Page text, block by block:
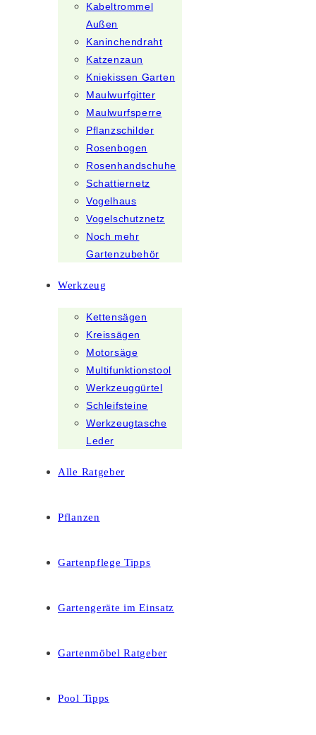
Kabeltrommel
Außen
Kaninchendraht
Katzenzaun
Kniekissen Garten
Maulwurfgitter
Maulwurfsperre
Pflanzschilder
Rosenbogen
Rosenhandschuhe
Schattiernetz
Vogelhaus
Vogelschutznetz
Noch mehr
Gartenzubehör
Werkzeug
Kettensägen
Kreissägen
Motorsäge
Multifunktionstool
Werkzeuggürtel
Schleifsteine
Werkzeugtasche
Leder
Alle Ratgeber
Pflanzen
Gartenpflege Tipps
Gartengeräte im Einsatz
Gartenmöbel Ratgeber
Pool Tipps